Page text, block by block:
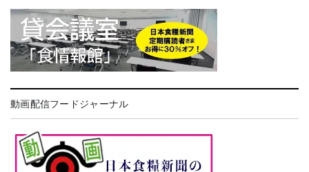
動画配信フードジャーナル